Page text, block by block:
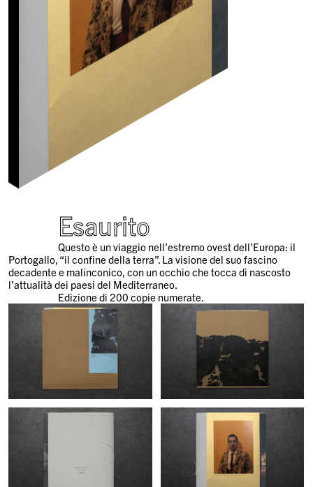
Esaurito
Questo è un viaggio nell’estremo ovest dell’Europa: il
Portogallo, “il confine della terra”. La visione del suo fascino
decadente e malinconico, con un occhio che tocca di nascosto
l’attualità dei paesi del Mediterraneo.
Edizione di 200 copie numerate.